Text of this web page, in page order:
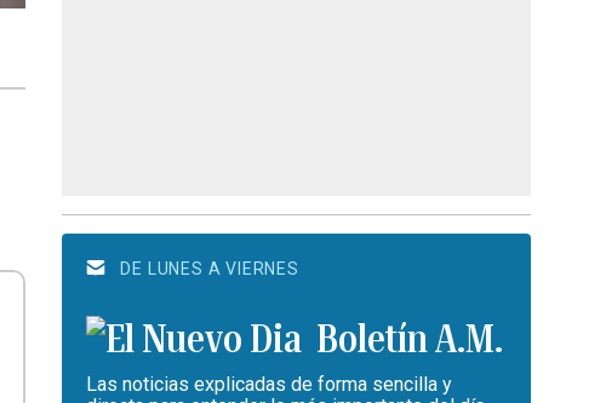
DE LUNES A VIERNES
Boletín A.M.
Las noticias explicadas de forma sencilla y